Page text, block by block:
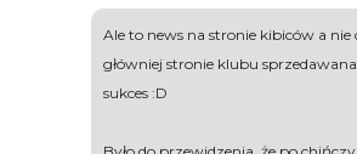
Ale to news na stronie kibiców a nie
główniej stronie klubu
sukces :D